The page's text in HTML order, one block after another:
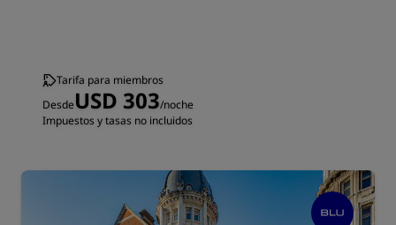
Tarifa para miembros
DesdeUSD 303/noche
Impuestos y tasas no incluidos